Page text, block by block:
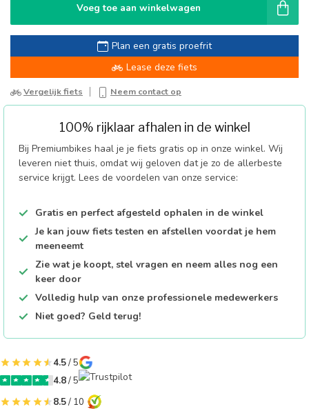
Voeg toe aan winkelwagen
Plan een gratis proefrit
Lease deze fiets
Vergelijk fiets Neem contact op
100% rijklaar afhalen in de winkel
Bij Premiumbikes haal je je fiets gratis op in onze winkel. Wij
leveren niet thuis, omdat wij geloven dat je zo de allerbeste
service krijgt. Lees de voordelen van onze service:
Gratis en perfect afgesteld ophalen in de winkel
Je kan jouw fiets testen en afstellen voordat je hem
meeneemt
Zie wat je koopt, stel vragen en neem alles nog een
keer door
Volledig hulp van onze professionele medewerkers
Niet goed? Geld terug!
4.5/ 5
4.8/ 5
8.5/ 10